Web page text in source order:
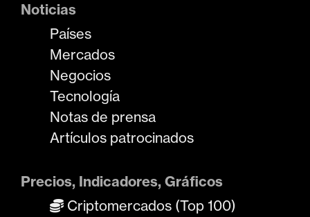
Noticias
Países
Mercados
Negocios
Tecnología
Notas de prensa
Artículos patrocinados
Precios, Indicadores, Gráficos
Criptomercados (Top 100)